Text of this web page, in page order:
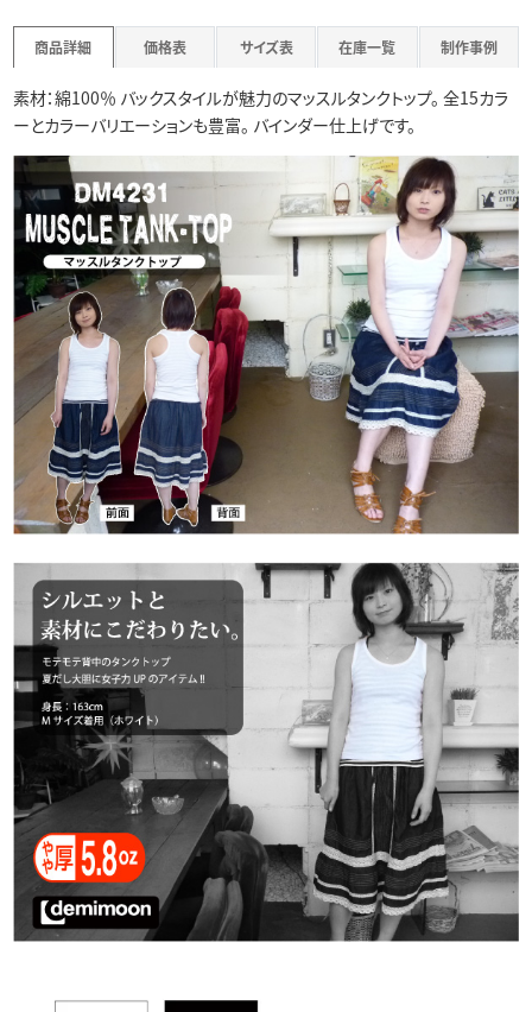
商品詳細 価格表 サイズ表 在庫一覧 制作事例
素材：綿100％ バックスタイルが魅力のマッスルタンクトップ。 全15カラ
ーとカラーバリエーションも豊富。 バインダー仕上げです。